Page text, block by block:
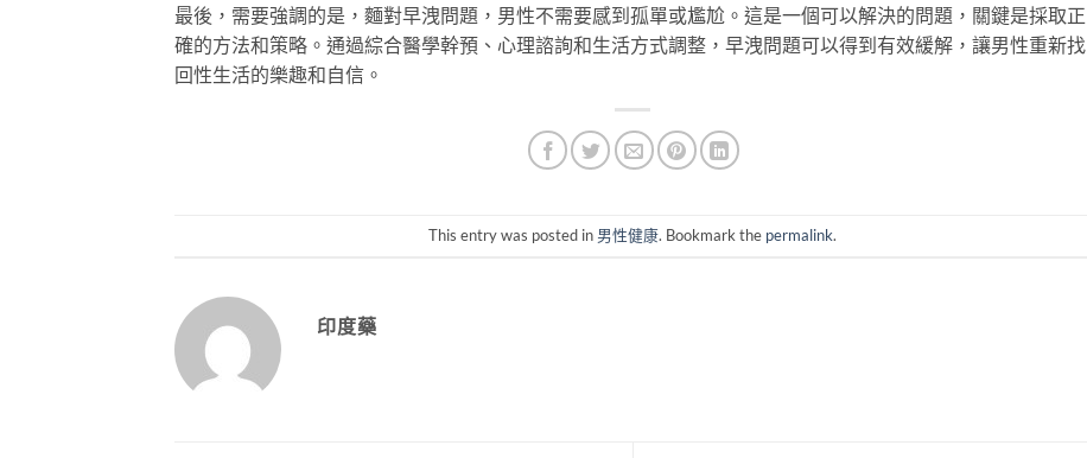
最後，需要強調的是，麵對早洩問題，男性不需要感到孤單或尷尬。這是一個可以解決的問題，關鍵是採取正
確的方法和策略。通過綜合醫學幹預、心理諮詢和生活方式調整，早洩問題可以得到有效緩解，讓男性重新找
回性生活的樂趣和自信。
This entry was posted in 男性健康. Bookmark the permalink.
印度藥